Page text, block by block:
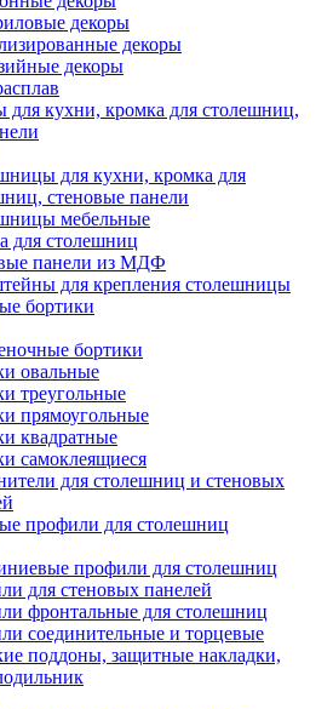
декоры
декоры
декоры
кухни, кромка для столешниц,
для кухни, кромка для
стеновые панели
мебельные
для столешниц
панели из МДФ
для крепления столешницы
бортики
бортики
овальные
треугольные
прямоугольные
квадратные
самоклеящиеся
для столешниц и стеновых
профили для столешниц
профили для столешниц
для стеновых панелей
фронтальные для столешниц
соединительные и торцевые
поддоны, защитные накладки,